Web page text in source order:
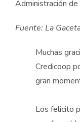
Administración de
Fuente: La
Muchas
Credicoop
gran
Los felicito